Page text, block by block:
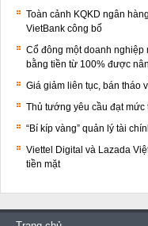
Toàn cảnh KQKD ngân
VietBank công bố
Cổ đông một doanh nghiệp
bằng tiền từ 100% được
Giá giảm liên tục, bán tháo
Thủ tướng yêu cầu đạt
“Bí kíp vàng” quản lý tài
Viettel Digital và Lazada
tiền mặt